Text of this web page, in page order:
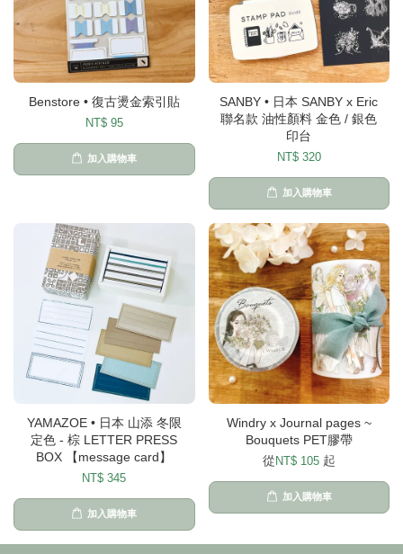
Benstore • 復古燙金索引貼
NT$ 95
加入購物車
SANBY • 日本 SANBY x Eric
聯名款 油性顏料 金色 / 銀色
印台
NT$ 320
加入購物車
YAMAZOE • 日本 山添 冬限
定色 - 棕 LETTER PRESS
BOX 【message card】
NT$ 345
加入購物車
Windry x Journal pages ~
Bouquets PET膠帶
從 NT$ 105 起
加入購物車